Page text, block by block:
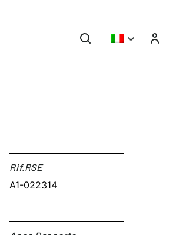
Rif.RSE​
A1-022314